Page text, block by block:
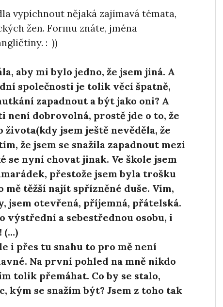
vypíchnout nějaká zajímavá témata,
žen. Formu znáte, jména
:-))
aby mi bylo jedno, že jsem jiná. A
společnosti je tolik věcí špatně,
zapadnout a být jako oni? A
není dobrovolná, prostě jde o to, že
jsem ještě nevěděla, že
že jsem se snažila zapadnout mezi
se nyní chovat jinak. Ve škole jsem
přestože jsem byla trošku
mě těžší najít spřízněné duše. Vím,
jsem otevřená, příjemná, přátelská.
výstřední a sebestřednou osobu, i
(…)
i přes tu snahu to pro mě není
Na první pohled na mně nikdo
tolik přemáhat. Co by se stalo,
kým se snažím být? Jsem z toho tak